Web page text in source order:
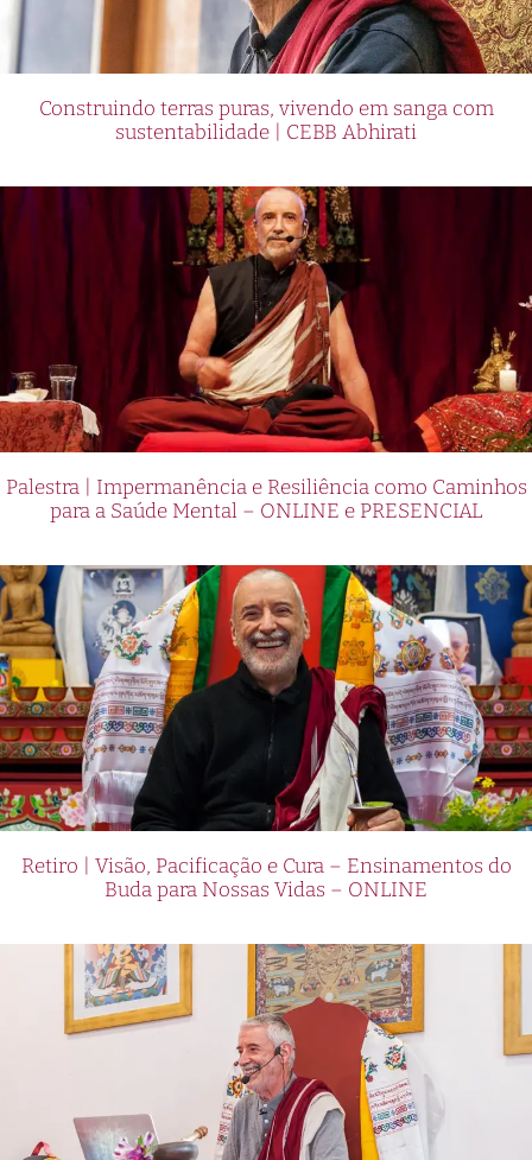
Construindo terras puras, vivendo em sanga com
sustentabilidade | CEBB Abhirati
Palestra | Impermanência e Resiliência como Caminhos
para a Saúde Mental – ONLINE e PRESENCIAL
Retiro | Visão, Pacificação e Cura – Ensinamentos do
Buda para Nossas Vidas – ONLINE